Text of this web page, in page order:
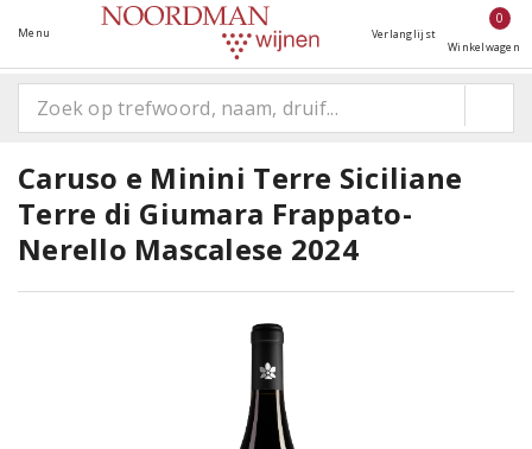
Menu Verlanglijst
0
Winkelwagen
Caruso e Minini Terre Siciliane
Terre di Giumara Frappato-
Nerello Mascalese 2024